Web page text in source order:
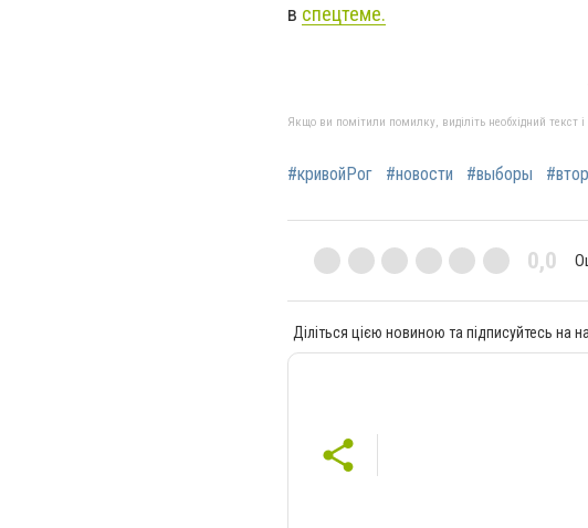
в спецтеме.
Якщо ви помітили помилку, виділіть необхідний текст
#кривойРог #новости #выборы
0,0
Діліться цією новиною та підписуйтесь на